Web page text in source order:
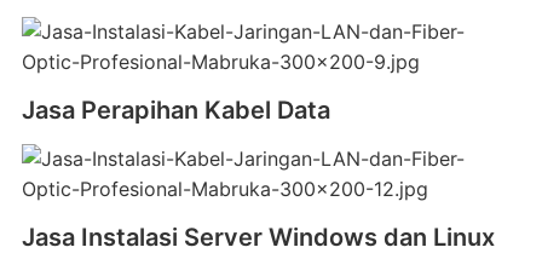
Jasa Perapihan Kabel Data
Jasa Instalasi Server Windows dan Linux